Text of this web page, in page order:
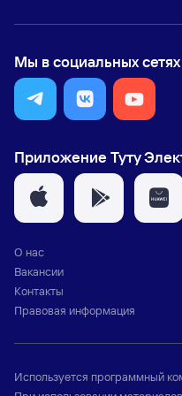
Мы в социальных сетях
Приложение Туту
О нас
Вакансии
Контакты
Правовая информация
Используется программный